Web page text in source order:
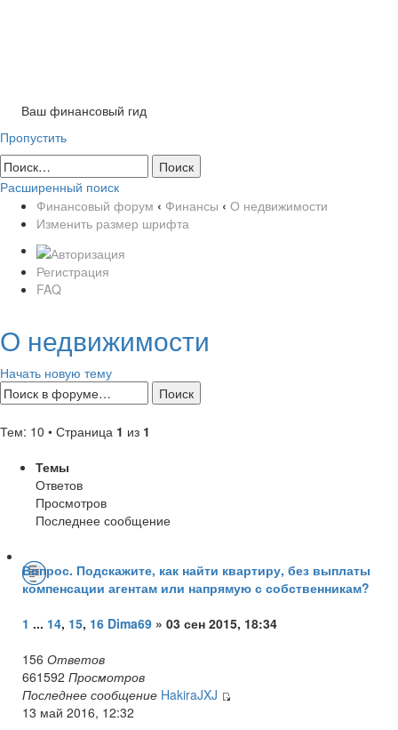
Ваш финансовый гид
Пропустить
Расширенный поиск
Финансовый форум ‹ Финансы ‹ О недвижимости
Изменить размер шрифта
Регистрация
FAQ
О недвижимости
Начать новую тему
Тем: 10 • Страница 1 из 1
Темы
Ответов
Просмотров
Последнее сообщение
Вопрос. Подскажите, как найти квартиру, без выплаты
компенсации агентам или напрямую с собственникам?
1 ... 14, 15, 16 Dima69 » 03 сен 2015, 18:34
156 Ответов
661592 Просмотров
Последнее сообщение HakiraJXJ
13 май 2016, 12:32